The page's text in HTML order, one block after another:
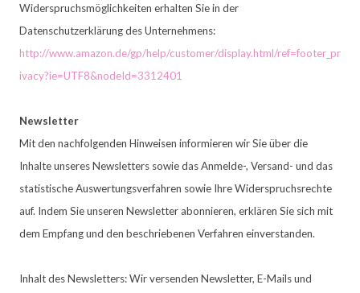
Widerspruchsmöglichkeiten erhalten Sie in der
Datenschutzerklärung des Unternehmens:
http://www.amazon.de/gp/help/customer/display.html/ref=footer_pr
ivacy?ie=UTF8&nodeId=3312401
Newsletter
Mit den nachfolgenden Hinweisen informieren wir Sie über die
Inhalte unseres Newsletters sowie das Anmelde-, Versand- und das
statistische Auswertungsverfahren sowie Ihre Widerspruchsrechte
auf. Indem Sie unseren Newsletter abonnieren, erklären Sie sich mit
dem Empfang und den beschriebenen Verfahren einverstanden.
Inhalt des Newsletters: Wir versenden Newsletter, E-Mails und